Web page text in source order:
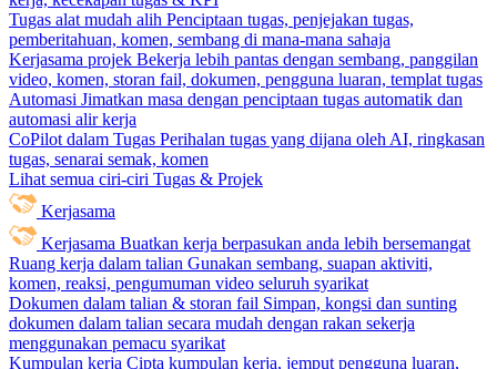
Tugas alat mudah alih Penciptaan tugas, penjejakan tugas,
pemberitahuan, komen, sembang di mana-mana sahaja
Kerjasama projek Bekerja lebih pantas dengan sembang, panggilan
video, komen, storan fail, dokumen, pengguna luaran, templat tugas
Automasi Jimatkan masa dengan penciptaan tugas automatik dan
automasi alir kerja
CoPilot dalam Tugas Perihalan tugas yang dijana oleh AI, ringkasan
tugas, senarai semak, komen
Lihat semua ciri-ciri Tugas & Projek
Kerjasama
Kerjasama Buatkan kerja berpasukan anda lebih bersemangat
Ruang kerja dalam talian Gunakan sembang, suapan aktiviti,
komen, reaksi, pengumuman video seluruh syarikat
Dokumen dalam talian & storan fail Simpan, kongsi dan sunting
dokumen dalam talian secara mudah dengan rakan sekerja
menggunakan pemacu syarikat
Kumpulan kerja Cipta kumpulan kerja, jemput pengguna luaran,